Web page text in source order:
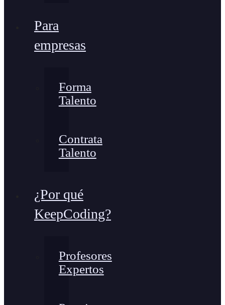
Para
empresas
Forma
Talento
Contrata
Talento
¿Por qué
KeepCoding?
Profesores
Expertos